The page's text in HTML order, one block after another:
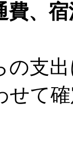
費、
の支
せて